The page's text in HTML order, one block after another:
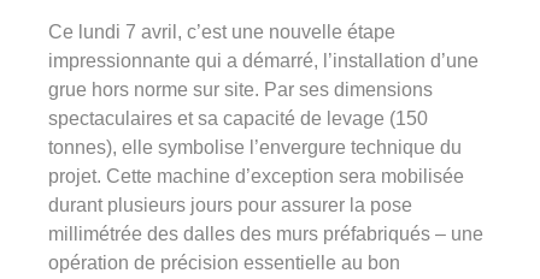
Ce lundi 7 avril, c’est une nouvelle étape
impressionnante qui a démarré, l’installation d’une
grue hors norme sur site. Par ses dimensions
spectaculaires et sa capacité de levage (150
tonnes), elle symbolise l’envergure technique du
projet. Cette machine d’exception sera mobilisée
durant plusieurs jours pour assurer la pose
millimétrée des dalles des murs préfabriqués – une
opération de précision essentielle au bon